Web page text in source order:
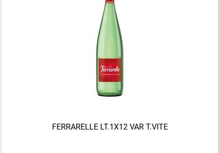
FERRARELLE LT.1X12 VAR T.VITE